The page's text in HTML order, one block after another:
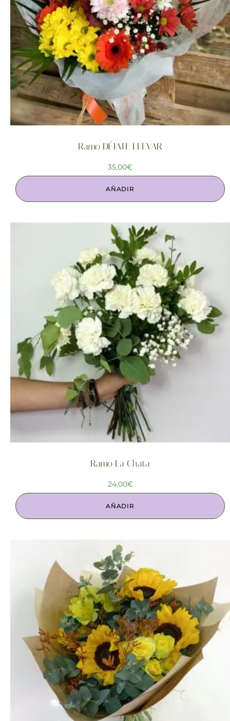
Ramo DÉJATE LLEVAR
35,00€
AÑADIR
Ramo La Chata
24,00€
AÑADIR